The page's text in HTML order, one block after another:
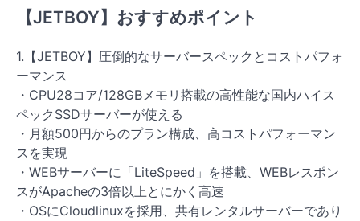
【JETBOY】おすすめポイント
1.【JETBOY】圧倒的なサーバースペックとコストパフォ
ーマンス
・CPU28コア/128GBメモリ搭載の高性能な国内ハイス
ペックSSDサーバーが使える
・月額500円からのプラン構成、高コストパフォーマン
スを実現
・WEBサーバーに「LiteSpeed」を搭載、WEBレスポン
スがApacheの3倍以上とにかく高速
・OSにCloudlinuxを採用、共有レンタルサーバーであり